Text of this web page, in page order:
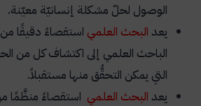
الوصول لحلّ مشكلة إنسانيّة معيّنة.
يعد البحث العلمي استقصاءً دقيقًا
الباحث العلمي إلى اكتشاف كل من
التي يمكن التحقُّق منها مستقبلاً.
يعد البحث العلمي استقصاءً منظَّمًا